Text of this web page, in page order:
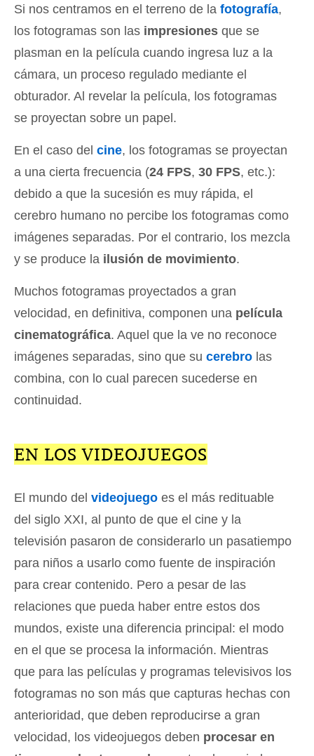
Si nos centramos en el terreno de la fotografía,
los fotogramas son las impresiones que se
plasman en la película cuando ingresa luz a la
cámara, un proceso regulado mediante el
obturador. Al revelar la película, los fotogramas
se proyectan sobre un papel.
En el caso del cine, los fotogramas se proyectan
a una cierta frecuencia (24 FPS, 30 FPS, etc.):
debido a que la sucesión es muy rápida, el
cerebro humano no percibe los fotogramas como
imágenes separadas. Por el contrario, los mezcla
y se produce la ilusión de movimiento.
Muchos fotogramas proyectados a gran
velocidad, en definitiva, componen una película
cinematográfica. Aquel que la ve no reconoce
imágenes separadas, sino que su cerebro las
combina, con lo cual parecen sucederse en
continuidad.
EN LOS VIDEOJUEGOS
El mundo del videojuego es el más redituable
del siglo XXI, al punto de que el cine y la
televisión pasaron de considerarlo un pasatiempo
para niños a usarlo como fuente de inspiración
para crear contenido. Pero a pesar de las
relaciones que pueda haber entre estos dos
mundos, existe una diferencia principal: el modo
en el que se procesa la información. Mientras
que para las películas y programas televisivos los
fotogramas no son más que capturas hechas con
anterioridad, que deben reproducirse a gran
velocidad, los videojuegos deben procesar en